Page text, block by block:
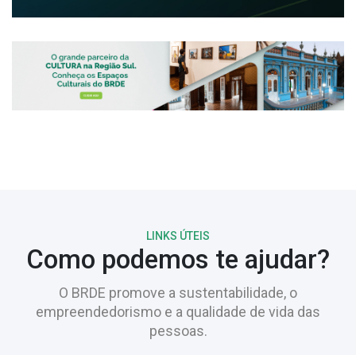
LINKS ÚTEIS
Como podemos te ajudar?
O BRDE promove a sustentabilidade, o
empreendedorismo e a qualidade de vida das
pessoas.